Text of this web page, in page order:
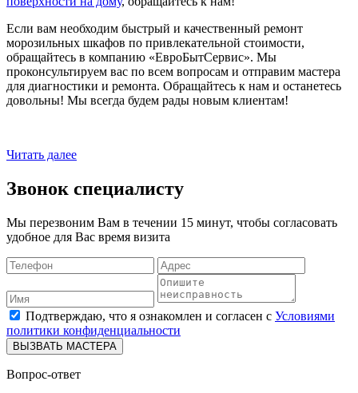
Если вам необходим быстрый и качественный ремонт
морозильных шкафов по привлекательной стоимости,
обращайтесь в компанию «ЕвроБытСервис». Мы
проконсультируем вас по всем вопросам и отправим мастера
для диагностики и ремонта. Обращайтесь к нам и останетесь
довольны! Мы всегда будем рады новым клиентам!
Читать далее
Звонок специалисту
Мы перезвоним Вам в течении 15 минут, чтобы согласовать
удобное для Вас время визита
Подтверждаю, что я ознакомлен и согласен с Условиями
политики конфиденциальности
ВЫЗВАТЬ МАСТЕРА
Вопрос-ответ